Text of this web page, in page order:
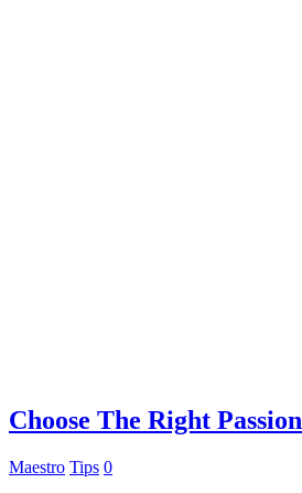
Choose The Right Passion
Maestro Tips 0